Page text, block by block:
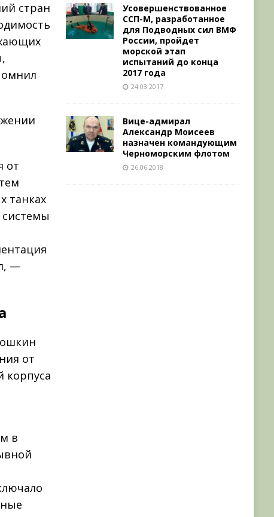
стран
от
танках
системы
—
от
корпуса
в
Усовершенствованное
ССП-М, разработанное
для Подводных сил ВМФ
России, пройдет
морской этап
испытаний до конца
2017 года
24.03.2017
Вице-адмирал
Александр Моисеев
назначен командующим
Черноморским флотом
26.06.2018